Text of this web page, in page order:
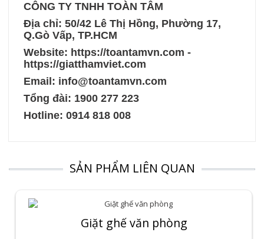
CÔNG TY TNHH TOÀN TÂM
Địa chỉ: 50/42 Lê Thị Hồng, Phường 17,
Q.Gò Vấp, TP.HCM
Website: https://toantamvn.com -
https://giatthamviet.com
Email: info@toantamvn.com
Tổng đài: 1900 277 223
Hotline: 0914 818 008
SẢN PHẨM LIÊN QUAN
Giặt ghế văn phòng